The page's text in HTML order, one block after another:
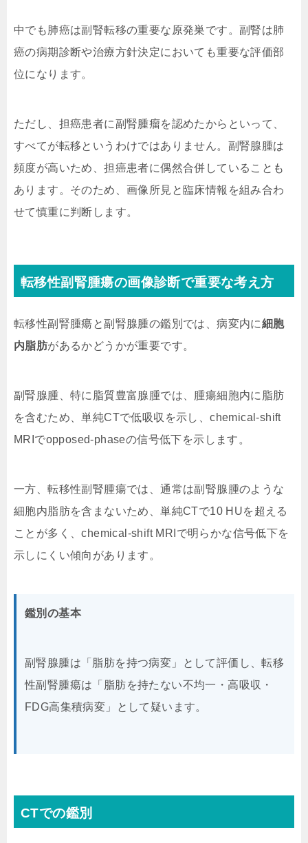
中でも肺癌は副腎転移の重要な原発巣です。副腎は肺
癌の病期診断や治療方針決定においても重要な評価部
位になります。
ただし、担癌患者に副腎腫瘤を認めたからといって、
すべてが転移というわけではありません。副腎腺腫は
頻度が高いため、担癌患者に偶然合併していることも
あります。そのため、画像所見と臨床情報を組み合わ
せて慎重に判断します。
転移性副腎腫瘍の画像診断で重要な考え方
転移性副腎腫瘍と副腎腺腫の鑑別では、病変内に細胞
内脂肪があるかどうかが重要です。
副腎腺腫、特に脂質豊富腺腫では、腫瘍細胞内に脂肪
を含むため、単純CTで低吸収を示し、chemical-shift
MRIでopposed-phaseの信号低下を示します。
一方、転移性副腎腫瘍では、通常は副腎腺腫のような
細胞内脂肪を含まないため、単純CTで10 HUを超える
ことが多く、chemical-shift MRIで明らかな信号低下を
示しにくい傾向があります。
鑑別の基本
副腎腺腫は「脂肪を持つ病変」として評価し、転移
性副腎腫瘍は「脂肪を持たない不均一・高吸収・
FDG高集積病変」として疑います。
CTでの鑑別